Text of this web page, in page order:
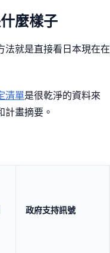
麼樣子
法就是直接看日本現在在
清單是很乾淨的資料來
畫摘要。
政府支持訊號